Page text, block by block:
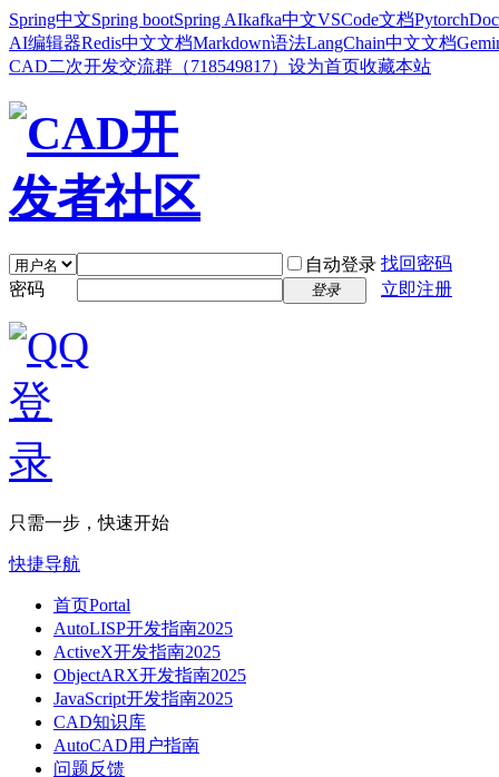
Spring中文Spring bootSpring AIkafka中文VSCode文档Pytorch
AI编辑器Redis中文文档Markdown语法LangChain中文文档
CAD二次开发交流群（718549817） 设为首页收藏本站
自动登录 找回密码
密码
登录 立即注册
只需一步，快速开始
快捷导航
首页Portal
AutoLISP开发指南2025
ActiveX开发指南2025
ObjectARX开发指南2025
JavaScript开发指南2025
CAD知识库
AutoCAD用户指南
问题反馈